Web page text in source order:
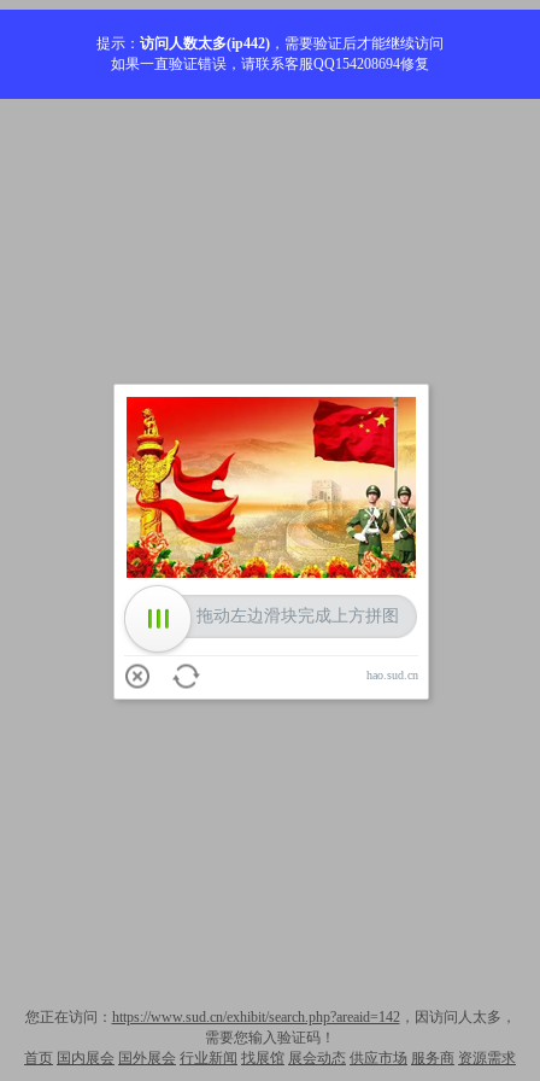
提示： 访问人数太多(ip442) ，需要验证后才能继续访问
如果一直验证错误，请联系客服QQ154208694修复
您正在访问： https://www.sud.cn/exhibit/search.php?areaid=142，因访问人太多，
需要您输入验证码！
首页 国内展会 国外展会 行业新闻 找展馆 展会动态 供应市场 服务商 资源需求
加载中
拖动左边滑块完成上方拼图
hao.sud.cn